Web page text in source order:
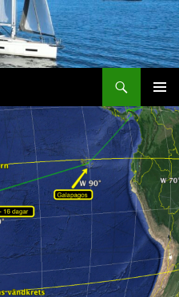
PRIMÄR
MENY